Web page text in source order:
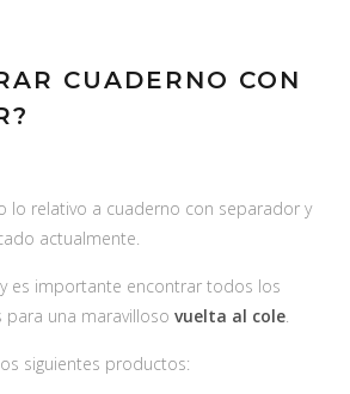
CUADERNO CON
lo relativo a cuaderno con separador y
actualmente.
es importante encontrar todos los
una maravilloso vuelta al cole.
siguientes productos: